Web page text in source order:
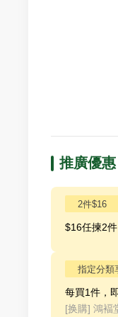
推廣優惠
2件$16
$16任揀2
指定分類
每買1件，
[换購] 鴻褔